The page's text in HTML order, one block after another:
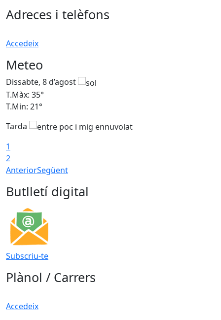
Adreces i telèfons
Accedeix
Meteo
Dissabte, 8 d’agost
T.Màx: 35°
T.Min: 21°
Tarda
1
2
AnteriorSegüent
Butlletí digital
Subscriu-te
Plànol / Carrers
Accedeix